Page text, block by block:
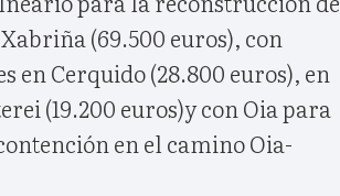
(69.500 euros), con
en Cerquido (28.800 euros), en
(19.200 euros)y con Oia para
en el camino Oia-